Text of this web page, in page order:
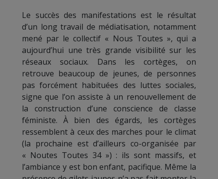
Le succès des manifestations est le résultat
d’un long travail de médiatisation, notamment
mené par le collectif « Nous Toutes », qui a
aujourd’hui une très grande visibilité sur les
réseaux sociaux. Dans les cortèges, on
retrouve beaucoup de jeunes, de personnes
pas forcément habituées des luttes sociales,
signe que l’on assiste à un renouvellement de
la construction d’une conscience de classe
féministe. À bien des égards, les cortèges
ressemblent à ceux des marches pour le climat
(la prochaine est d’ailleurs co-organisée par
« Noutes Toutes 34 ») : ils sont massifs, et
l’ambiance y est bon enfant, pacifique. Même la